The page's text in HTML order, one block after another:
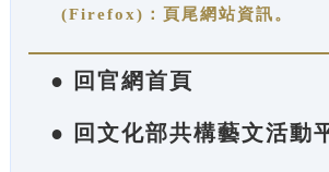
(Firefox)：頁尾網站資訊。
● 回官網首頁
● 回文化部共構藝文活動